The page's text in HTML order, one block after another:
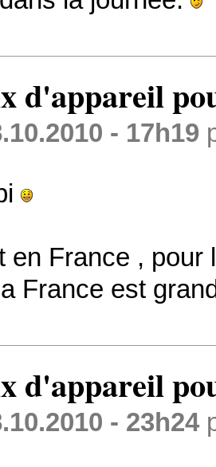
d'appareil
- 17h19
en France ,
France est
d'appareil
- 23h24